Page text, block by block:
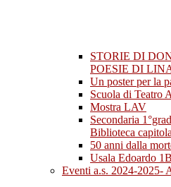
STORIE DI
POESIE DI
Un poster per la
Scuola di Teatro
Mostra LAV
Secondaria
Biblioteca
50 anni dalla
Usala Edoardo
Eventi a.s. 2024-2025-